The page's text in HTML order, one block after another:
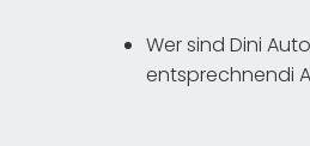
Wer sind Dini
entsprechnendi